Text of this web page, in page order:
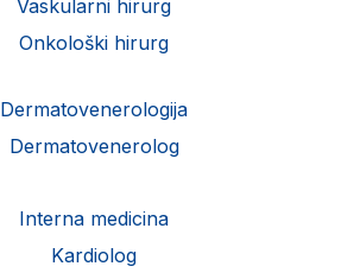
Vaskularni hirurg
Onkološki hirurg
Dermatovenerologija
Dermatovenerolog
Interna medicina
Kardiolog